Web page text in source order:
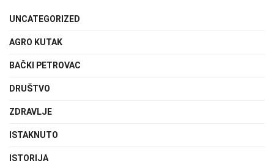
UNCATEGORIZED
AGRO KUTAK
BAČKI PETROVAC
DRUŠTVO
ZDRAVLJE
ISTAKNUTO
ISTORIJA